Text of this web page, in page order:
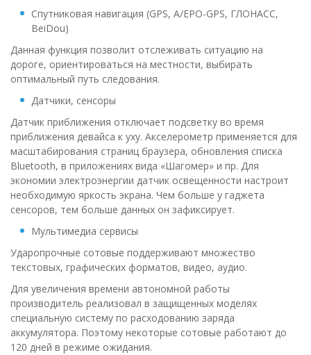
Спутниковая навигация (GPS, A/EPO-GPS, ГЛОНАСС,
BeiDou)
Данная функция позволит отслеживать ситуацию на
дороге, ориентироваться на местности, выбирать
оптимальный путь следования.
Датчики, сенсоры
Датчик приближения отключает подсветку во время
приближения девайса к уху. Акселерометр применяется для
масштабирования страниц браузера, обновления списка
Bluetooth, в приложениях вида «Шагомер» и пр. Для
экономии электроэнергии датчик освещенности настроит
необходимую яркость экрана. Чем больше у гаджета
сенсоров, тем больше данных он зафиксирует.
Мультимедиа сервисы
Ударопрочные сотовые поддерживают множество
текстовых, графических форматов, видео, аудио.
Для увеличения времени автономной работы
производитель реализовал в защищенных моделях
специальную систему по расходованию заряда
аккумулятора. Поэтому некоторые сотовые работают до
120 дней в режиме ожидания.